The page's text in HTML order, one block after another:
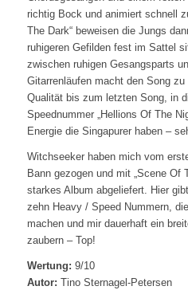
richtig Bock und animiert schnell
The Dark“ beweisen die Jungs
ruhigeren Gefilden fest im Sattel
zwischen ruhigen Gesangsparts
Gitarrenläufen macht den Song
Qualität bis zum letzten Song, in
Speednummer „Hellions Of The
Energie die Singapurer haben –
Witchseeker haben mich vom
Bann gezogen und mit „Scene Of
starkes Album abgeliefert. Hier
zehn Heavy / Speed Nummern,
machen und mir dauerhaft ein
zaubern – Top!
Wertung: 9/10
Autor: Tino Sternagel-Petersen